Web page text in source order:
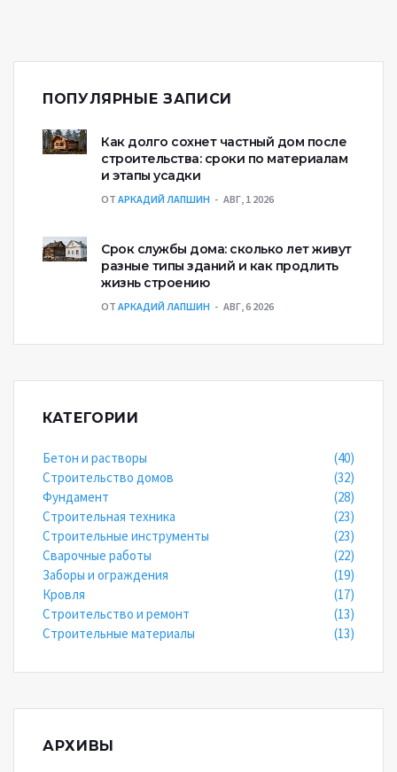
ПОПУЛЯРНЫЕ ЗАПИСИ
Как долго сохнет частный дом после
строительства: сроки по материалам
и этапы усадки
ОТ АРКАДИЙ ЛАПШИН АВГ, 1 2026
Срок службы дома: сколько лет живут
разные типы зданий и как продлить
жизнь строению
ОТ АРКАДИЙ ЛАПШИН АВГ, 6 2026
КАТЕГОРИИ
Бетон и растворы
(40)
Строительство домов
(32)
Фундамент
(28)
Строительная техника
(23)
Строительные инструменты
(23)
Сварочные работы
(22)
Заборы и ограждения
(19)
Кровля
(17)
Строительство и ремонт
(13)
Строительные материалы
(13)
АРХИВЫ